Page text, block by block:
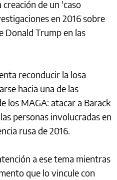
de un 'caso
en 2016 sobre
Donald Trump en las
reconducir la losa
hacia una de las
los MAGA: atacar a Barack
personas involucradas en
rusa de 2016.
a ese tema mientras
que lo vincule con